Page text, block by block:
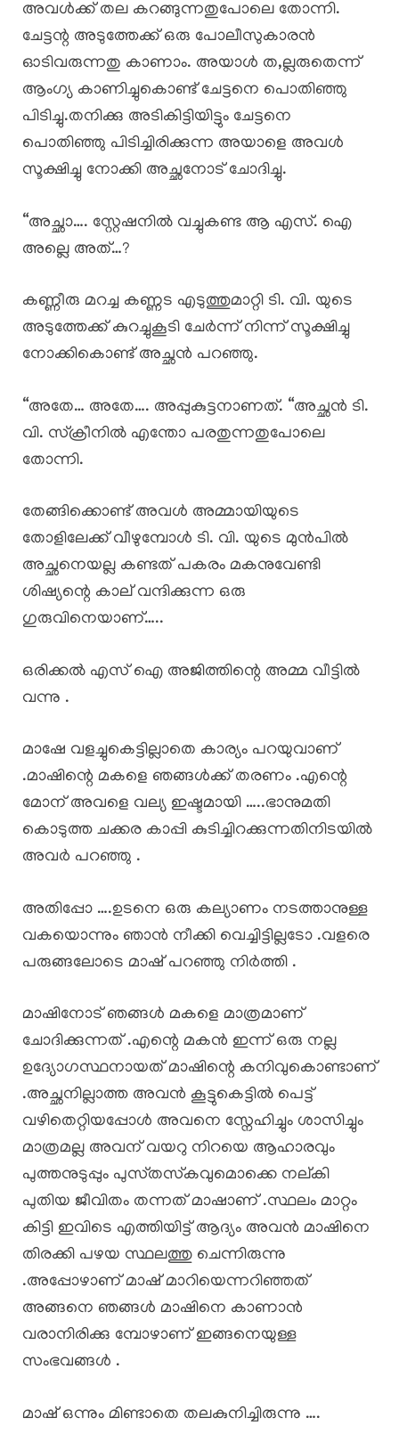
അവൾക്ക് തല കറങ്ങുന്നതുപോലെ തോന്നി.
ചേട്ടന്റ അടുത്തേക്ക് ഒരു പോലീസുകാരൻ
ഓടിവരുന്നതു കാണാം. അയാൾ ത,ല്ലരുതെന്ന്‌
ആംഗ്യ കാണിച്ചുകൊണ്ട് ചേട്ടനെ പൊതിഞ്ഞു
പിടിച്ചു.തനിക്കു അടികിട്ടിയിട്ടും ചേട്ടനെ
പൊതിഞ്ഞു പിടിച്ചിരിക്കുന്ന അയാളെ അവൾ
സൂക്ഷിച്ചു നോക്കി അച്ഛനോട് ചോദിച്ചു.
“അച്ഛാ…. സ്റ്റേഷനിൽ വച്ചുകണ്ട ആ എസ്. ഐ
അല്ലെ അത്…?
കണ്ണീരു മറച്ച കണ്ണട എടുത്തുമാറ്റി ടി. വി. യുടെ
അടുത്തേക്ക് കുറച്ചുകൂടി ചേർന്ന് നിന്ന് സൂക്ഷിച്ചു
നോക്കികൊണ്ട്‌ അച്ഛൻ പറഞ്ഞു.
“അതേ… അതേ…. അപ്പുകുട്ടനാണത്. “അച്ഛൻ ടി.
വി. സ്‌ക്രീനിൽ എന്തോ പരതുന്നതുപോലെ
തോന്നി.
തേങ്ങിക്കൊണ്ട് അവൾ അമ്മായിയുടെ
തോളിലേക്ക് വീഴുമ്പോൾ ടി. വി. യുടെ മുൻപിൽ
അച്ഛനെയല്ല കണ്ടത് പകരം മകനുവേണ്ടി
ശിഷ്യന്റെ കാല് വന്ദിക്കുന്ന ഒരു
ഗുരുവിനെയാണ്…..
ഒരിക്കൽ എസ് ഐ അജിത്തിന്റെ അമ്മ വീട്ടിൽ
വന്നു .
മാഷേ വളച്ചുകെട്ടില്ലാതെ കാര്യം പറയുവാണ്‌
.മാഷിന്റെ മകളെ ഞങ്ങൾക്ക് തരണം .എന്റെ
മോന് അവളെ വല്യ ഇഷ്ടമായി …..ഭാനുമതി
കൊടുത്ത ചക്കര കാപ്പി കുടിച്ചിറക്കുന്നതിനിടയിൽ
അവർ പറഞ്ഞു .
അതിപ്പോ ….ഉടനെ ഒരു കല്യാണം നടത്താനുള്ള
വകയൊന്നും ഞാൻ നീക്കി വെച്ചിട്ടില്ലടോ .വളരെ
പരുങ്ങലോടെ മാഷ് പറഞ്ഞു നിർത്തി .
മാഷിനോട് ഞങ്ങൾ മകളെ മാത്രമാണ്
ചോദിക്കുന്നത് .എന്റെ മകൻ ഇന്ന് ഒരു നല്ല
ഉദ്യോഗസ്ഥനായത് മാഷിന്റെ കനിവുകൊണ്ടാണ്
.അച്ഛനില്ലാത്ത അവൻ കൂട്ടുകെട്ടിൽ പെട്ട്
വഴിതെറ്റിയപ്പോൾ അവനെ സ്നേഹിച്ചും ശാസിച്ചും
മാത്രമല്ല അവന് വയറു നിറയെ ആഹാരവും
പുത്തനുടുപ്പും പുസ്‌തസ്‌കവുമൊക്കെ നല്കി
പുതിയ ജീവിതം തന്നത് മാഷാണ് .സ്ഥലം മാറ്റം
കിട്ടി ഇവിടെ എത്തിയിട്ട് ആദ്യം അവൻ മാഷിനെ
തിരക്കി പഴയ സ്ഥലത്തു ചെന്നിരുന്നു
.അപ്പോഴാണ് മാഷ് മാറിയെന്നറിഞ്ഞത്
അങ്ങനെ ഞങ്ങൾ മാഷിനെ കാണാൻ
വരാനിരിക്കു മ്പോഴാണ് ഇങ്ങനെയുള്ള
സംഭവങ്ങൾ .
മാഷ് ഒന്നും മിണ്ടാതെ തലകുനിച്ചിരുന്നു ….